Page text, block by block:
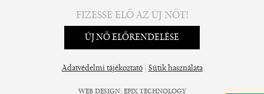
FIZESSE ELŐ AZ ÚJ NŐT!
ÚJ NŐ ELŐRENDELÉSE
Adatvédelmi tájékoztató| Sütik használata
WEB DESIGN: EPIX TECHNOLOGY